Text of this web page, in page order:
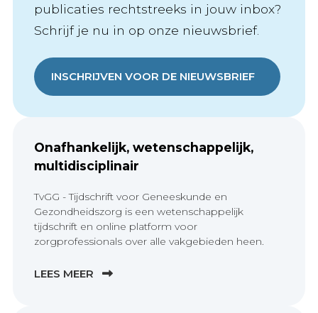
publicaties rechtstreeks in jouw inbox?
Schrijf je nu in op onze nieuwsbrief.
INSCHRIJVEN VOOR DE NIEUWSBRIEF
Onafhankelijk, wetenschappelijk,
multidisciplinair
TvGG - Tijdschrift voor Geneeskunde en
Gezondheidszorg is een wetenschappelijk
tijdschrift en online platform voor
zorgprofessionals over alle vakgebieden heen.
LEES MEER